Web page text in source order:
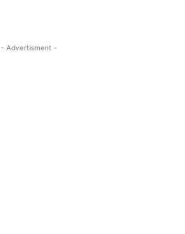
- Advertisment -